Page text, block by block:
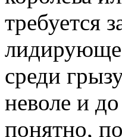
требуется
среди
неволе и
понятно,